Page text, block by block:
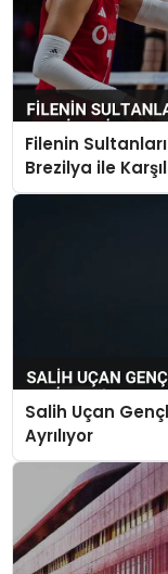
Filenin
Brezilya ile
Salih Uçan
Ayrılıyor